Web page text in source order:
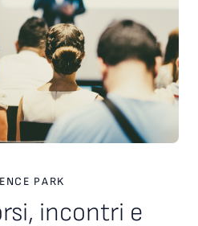
e visione
un esempio concreto di
possa crescere, scalare e
partendo da un territorio e
tecnologie e opportunità offerte
Creare le condizioni perché
percorsi di crescita
Science Park intende
il proprio ruolo a
PARK
incontri e